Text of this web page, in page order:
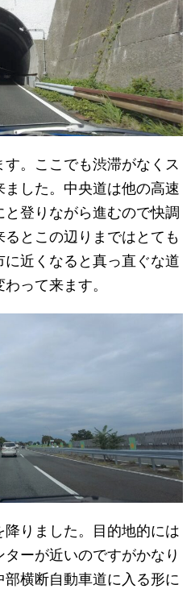
。ここでも渋滞がなくス
した。中央道は他の高速
登りながら進むので快調
とこの辺りまではとても
近くなると真っ直ぐな道
って来ます。
りました。目的地的には
ーが近いのですがかなり
横断自動車道に入る形に